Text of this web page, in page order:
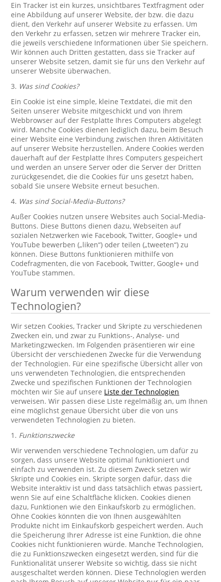
Ein Tracker ist ein kurzes, unsichtbares Textfragment oder
eine Abbildung auf unserer Website, der bzw. die dazu
dient, den Verkehr auf unserer Website zu erfassen. Um
den Verkehr zu erfassen, setzen wir mehrere Tracker ein,
die jeweils verschiedene Informationen über Sie speichern.
Wir können auch Dritten gestatten, dass sie Tracker auf
unserer Website setzen, damit sie für uns den Verkehr auf
unserer Website überwachen.
3. Was sind Cookies?
Ein Cookie ist eine simple, kleine Textdatei, die mit den
Seiten unserer Website mitgeschickt und von Ihrem
Webbrowser auf der Festplatte Ihres Computers abgelegt
wird. Manche Cookies dienen lediglich dazu, beim Besuch
einer Website eine Verbindung zwischen Ihren Aktivitäten
auf unserer Website herzustellen. Andere Cookies werden
dauerhaft auf der Festplatte Ihres Computers gespeichert
und werden an unsere Server oder die Server der Dritten
zurückgesendet, die die Cookies für uns gesetzt haben,
sobald Sie unsere Website erneut besuchen.
4. Was sind Social-Media-Buttons?
Außer Cookies nutzen unsere Websites auch Social-Media-
Buttons. Diese Buttons dienen dazu, Webseiten auf
sozialen Netzwerken wie Facebook, Twitter, Google+ und
YouTube bewerben („liken“) oder teilen („tweeten“) zu
können. Diese Buttons funktionieren mithilfe von
Codefragmenten, die von Facebook, Twitter, Google+ und
YouTube stammen.
Warum verwenden wir diese
Technologien?
Wir setzen Cookies, Tracker und Skripte zu verschiedenen
Zwecken ein, und zwar zu Funktions-, Analyse- und
Marketingzwecken. Im Folgenden präsentieren wir eine
Übersicht der verschiedenen Zwecke für die Verwendung
der Technologien. Für eine spezifische Übersicht aller von
uns verwendeten Technologien, die entsprechenden
Zwecke und spezifischen Funktionen der Technologien
möchten wir Sie auf unsere Liste der Technologien
verweisen. Wir passen diese Liste regelmäßig an, um Ihnen
eine möglichst genaue Übersicht über die von uns
verwendeten Technologien zu bieten.
1. Funktionszwecke
Wir verwenden verschiedene Technologien, um dafür zu
sorgen, dass unsere Website optimal funktioniert und
einfach zu verwenden ist. Zu diesem Zweck setzen wir
Skripte und Cookies ein. Skripte sorgen dafür, dass die
Website interaktiv ist und dass tatsächlich etwas passiert,
wenn Sie auf eine Schaltfläche klicken. Cookies dienen
dazu, Funktionen wie den Einkaufskorb zu ermöglichen.
Ohne Cookies könnten die von Ihnen ausgewählten
Produkte nicht im Einkaufskorb gespeichert werden. Auch
die Speicherung Ihrer Adresse ist eine Funktion, die ohne
Cookies nicht funktionieren würde. Manche Technologien,
die zu Funktionszwecken eingesetzt werden, sind für die
Funktionalität unserer Website so wichtig, dass sie nicht
ausgeschaltet werden können. Diese Technologien werden